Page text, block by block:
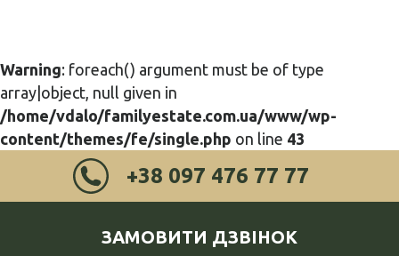
Warning: foreach() argument must be of type
array|object, null given in
/home/vdalo/familyestate.com.ua/www/wp-
content/themes/fe/single.php on line 43
+38 097 476 77 77
ЗАМОВИТИ ДЗВІНОК